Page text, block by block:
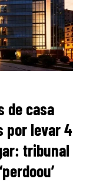
de casa
por levar 4
tribunal